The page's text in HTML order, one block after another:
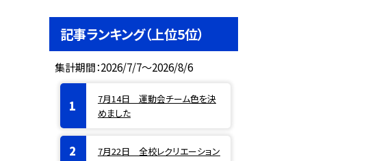
記事ランキング（上位5位）
集計期間：2026/7/7～2026/8/6
7月14日 運動会チーム色を決
めました
7月22日 全校レクリエーション